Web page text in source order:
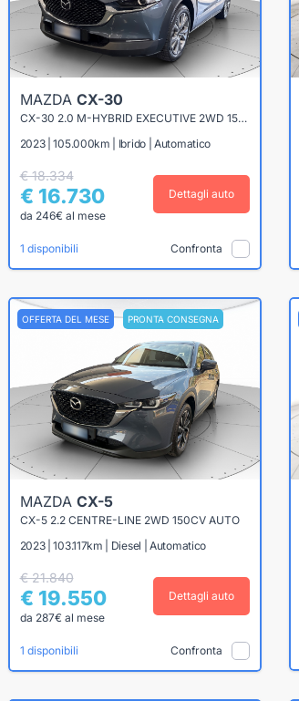
MAZDA CX-30
CX-30 2.0 M-HYBRID EXECUTIVE 2WD 150CV 6AT
2023 | 105.000km | Ibrido | Automatico
€ 18.334
€ 16.730
da 246€ al mese
Dettagli auto
1 disponibili Confronta
OFFERTA DEL MESE PRONTA CONSEGNA
MAZDA CX-5
CX-5 2.2 CENTRE-LINE 2WD 150CV AUTO
2023 | 103.117km | Diesel | Automatico
€ 21.840
€ 19.550
da 287€ al mese
Dettagli auto
1 disponibili Confronta